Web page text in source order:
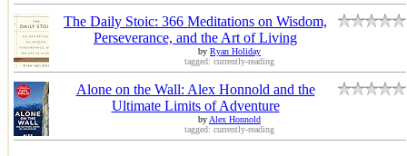
The Daily Stoic: 366 Meditations on Wisdom,
Perseverance, and the Art of Living
by Ryan Holiday
tagged: currently-reading
Alone on the Wall: Alex Honnold and the
Ultimate Limits of Adventure
byAlex Honnold
tagged: currently-reading